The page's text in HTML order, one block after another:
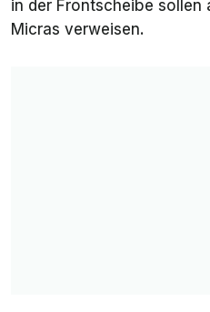
in der Frontscheibe sollen
Micras verweisen.